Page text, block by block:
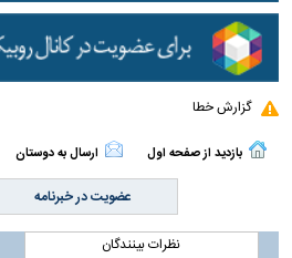
گزارش خطا
بازدید از صفحه اول ارسال به دوستان
عضویت در خبرنامه
نظرات بینندگان